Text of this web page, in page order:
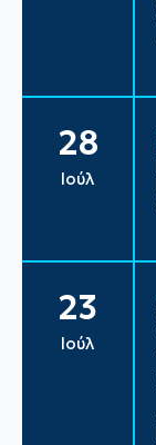
28
Ιούλ
23
Ιούλ